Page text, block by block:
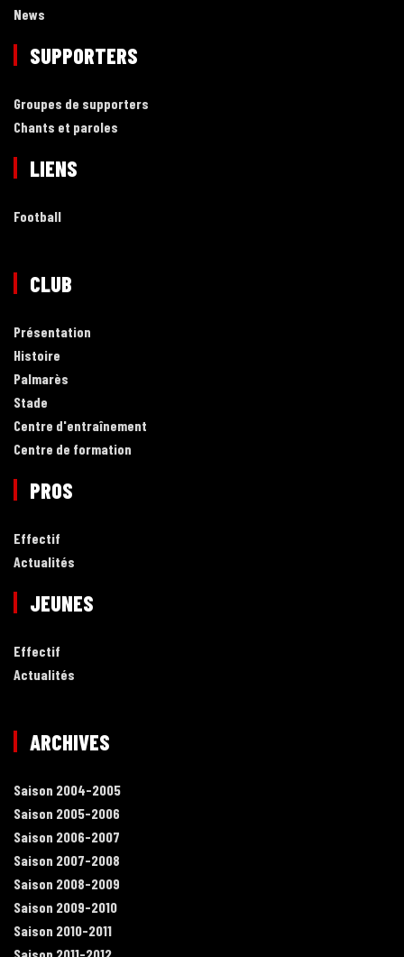
News
SUPPORTERS
Groupes de supporters
Chants et paroles
LIENS
Football
CLUB
Présentation
Histoire
Palmarès
Stade
Centre d'entraînement
Centre de formation
PROS
Effectif
Actualités
JEUNES
Effectif
Actualités
ARCHIVES
Saison 2004-2005
Saison 2005-2006
Saison 2006-2007
Saison 2007-2008
Saison 2008-2009
Saison 2009-2010
Saison 2010-2011